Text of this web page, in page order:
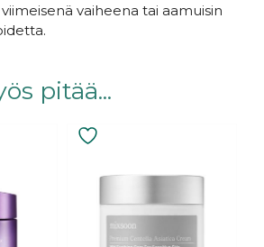
vaiheena tai aamuisin
pitää...